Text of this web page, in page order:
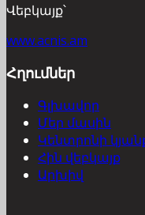
Վեբկայք՝
www.acnis.am
Հղումներ
Գլխավոր
Մեր մասին
Կենտրոնի
Հին վեբկայք
Արխիվ